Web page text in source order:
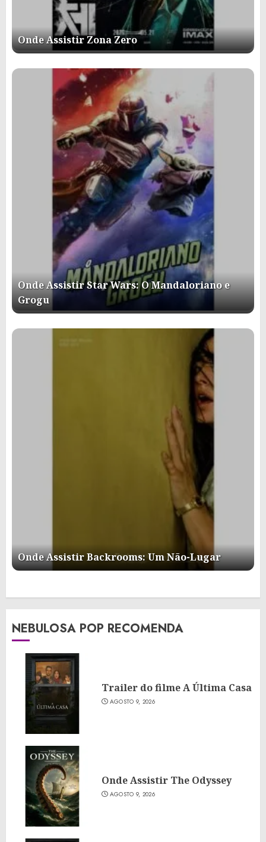
Onde Assistir Zona Zero
Onde Assistir Star Wars: O Mandaloriano e
Grogu
Onde Assistir Backrooms: Um Não-Lugar
NEBULOSA POP RECOMENDA
Trailer do filme A Última Casa
AGOSTO 9, 2026
Onde Assistir The Odyssey
AGOSTO 9, 2026